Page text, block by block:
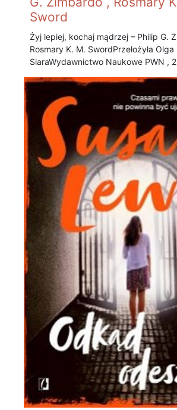
Sword
Żyj lepiej, kochaj mądrzej – Philip G.
Rosmary K. M. Sword Przełożyła Olga
Siara Wydawnictwo Naukowe PWN ,